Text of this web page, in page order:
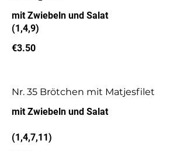
mit Zwiebeln und Salat
(1,4,9)
€3.50
Nr. 35 Brötchen mit Matjesfilet
mit Zwiebeln und Salat
(1,4,7,11)